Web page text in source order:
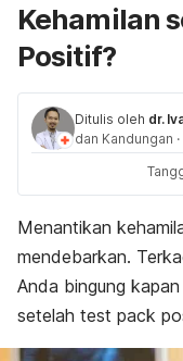
Kehamilan
Positif?
Ditulis oleh dr.
dan Kandungan ·
Menantikan
mendebarkan.
Anda bingung
setelah test pack